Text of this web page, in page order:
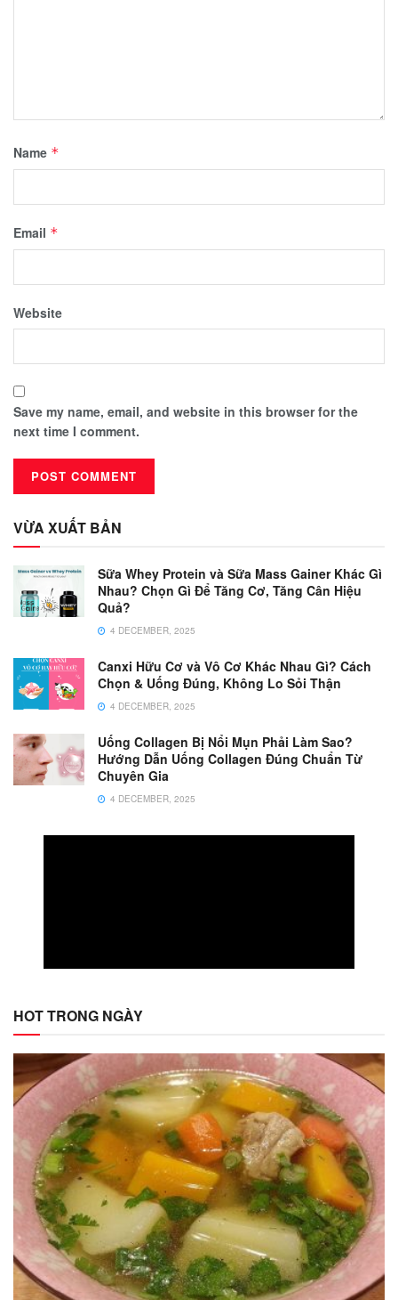
Name *
Email *
Website
Save my name, email, and website in this browser for the
next time I comment.
VỪA XUẤT BẢN
Sữa Whey Protein và Sữa Mass Gainer Khác Gì
Nhau? Chọn Gì Để Tăng Cơ, Tăng Cân Hiệu
Quả?
4 DECEMBER, 2025
Canxi Hữu Cơ và Vô Cơ Khác Nhau Gì? Cách
Chọn & Uống Đúng, Không Lo Sỏi Thận
4 DECEMBER, 2025
Uống Collagen Bị Nổi Mụn Phải Làm Sao?
Hướng Dẫn Uống Collagen Đúng Chuẩn Từ
Chuyên Gia
4 DECEMBER, 2025
HOT TRONG NGÀY